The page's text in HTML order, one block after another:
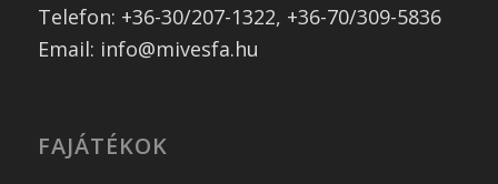
Telefon: +36-30/207-1322, +36-70/309-5836
Email: info@mivesfa.hu
FAJÁTÉKOK